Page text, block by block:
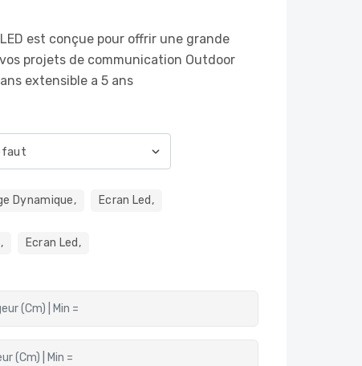
est conçue pour offrir une grande
projets de communication Outdoor
extensible a 5 ans
Dynamique, Ecran Led,
Ecran Led,